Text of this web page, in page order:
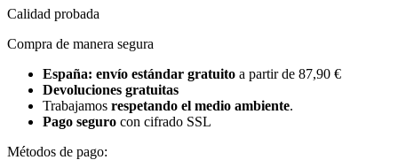
Calidad probada
Compra de manera segura
España: envío estándar gratuito a partir de 87,90 €
Devoluciones gratuitas
Trabajamos respetando el medio ambiente.
Pago seguro con cifrado SSL
Métodos de pago: